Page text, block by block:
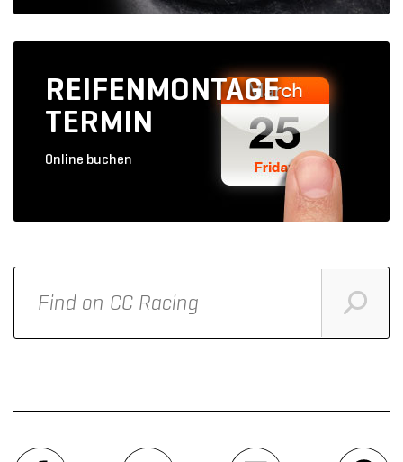
REIFENMONTAGE
TERMIN
Online buchen